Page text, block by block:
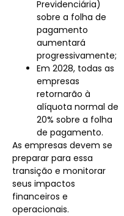
Previdenciária)
sobre a folha de
pagamento
aumentará
progressivamente;
Em 2028, todas as
empresas
retornarão à
alíquota normal de
20% sobre a folha
de pagamento.
As empresas devem se
preparar para essa
transição e monitorar
seus impactos
financeiros e
operacionais.